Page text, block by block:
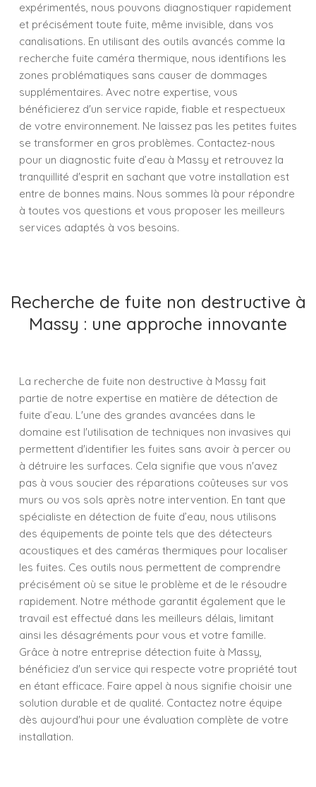
expérimentés, nous pouvons diagnostiquer rapidement
et précisément toute fuite, même invisible, dans vos
canalisations. En utilisant des outils avancés comme la
recherche fuite caméra thermique, nous identifions les
zones problématiques sans causer de dommages
supplémentaires. Avec notre expertise, vous
bénéficierez d'un service rapide, fiable et respectueux
de votre environnement. Ne laissez pas les petites fuites
se transformer en gros problèmes. Contactez-nous
pour un diagnostic fuite d’eau à Massy et retrouvez la
tranquillité d'esprit en sachant que votre installation est
entre de bonnes mains. Nous sommes là pour répondre
à toutes vos questions et vous proposer les meilleurs
services adaptés à vos besoins.
Recherche de fuite non destructive à
Massy : une approche innovante
La recherche de fuite non destructive à Massy fait
partie de notre expertise en matière de détection de
fuite d’eau. L'une des grandes avancées dans le
domaine est l'utilisation de techniques non invasives qui
permettent d'identifier les fuites sans avoir à percer ou
à détruire les surfaces. Cela signifie que vous n'avez
pas à vous soucier des réparations coûteuses sur vos
murs ou vos sols après notre intervention. En tant que
spécialiste en détection de fuite d’eau, nous utilisons
des équipements de pointe tels que des détecteurs
acoustiques et des caméras thermiques pour localiser
les fuites. Ces outils nous permettent de comprendre
précisément où se situe le problème et de le résoudre
rapidement. Notre méthode garantit également que le
travail est effectué dans les meilleurs délais, limitant
ainsi les désagréments pour vous et votre famille.
Grâce à notre entreprise détection fuite à Massy,
bénéficiez d'un service qui respecte votre propriété tout
en étant efficace. Faire appel à nous signifie choisir une
solution durable et de qualité. Contactez notre équipe
dès aujourd'hui pour une évaluation complète de votre
installation.